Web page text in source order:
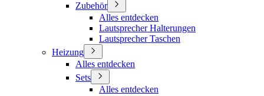
Zubehör
Alles entdecken
Lautsprecher Halterungen
Lautsprecher Taschen
Heizung
Alles entdecken
Sets
Alles entdecken